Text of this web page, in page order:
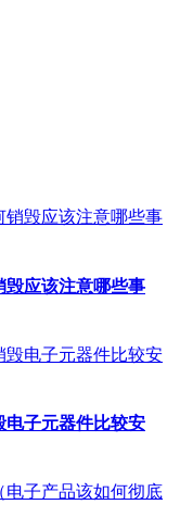
毁应该注意哪些事
电子元器件比较安